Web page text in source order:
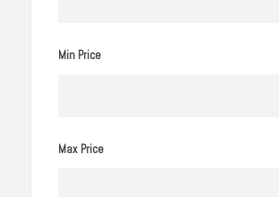
Min Price
Max Price